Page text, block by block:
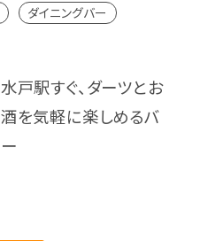
ダイニングバー
水戸駅すぐ、ダーツとお
酒を気軽に楽しめるバ
ー